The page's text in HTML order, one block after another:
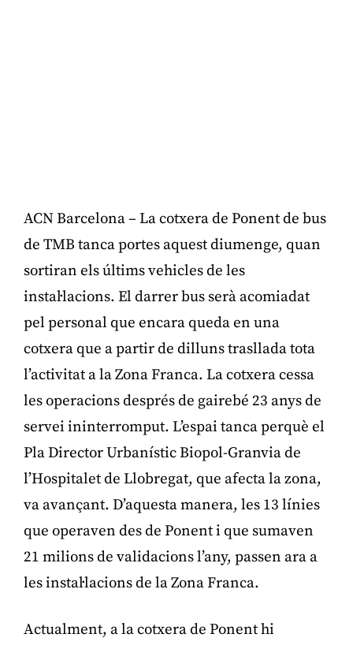
ACN Barcelona – La cotxera de Ponent de bus
de TMB tanca portes aquest diumenge, quan
sortiran els últims vehicles de les
instal·lacions. El darrer bus serà acomiadat
pel personal que encara queda en una
cotxera que a partir de dilluns trasllada tota
l’activitat a la Zona Franca. La cotxera cessa
les operacions després de gairebé 23 anys de
servei ininterromput. L’espai tanca perquè el
Pla Director Urbanístic Biopol-Granvia de
l’Hospitalet de Llobregat, que afecta la zona,
va avançant. D’aquesta manera, les 13 línies
que operaven des de Ponent i que sumaven
21 milions de validacions l’any, passen ara a
les instal·lacions de la Zona Franca.
Actualment, a la cotxera de Ponent hi